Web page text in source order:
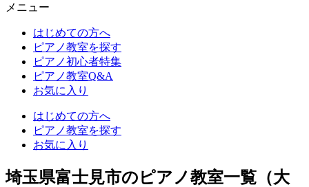
メニュー
はじめての方へ
ピアノ教室を探す
ピアノ初心者特集
ピアノ教室Q&A
お気に入り
はじめての方へ
ピアノ教室を探す
お気に入り
埼玉県富士見市のピアノ教室一覧（大